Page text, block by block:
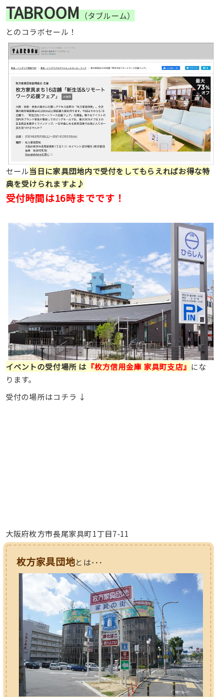
TABROOM （タブルーム）
とのコラボセール！
セール当日に家具団地内で受付をしてもらえればお得な特
典を受けられますよ♪
受付時間は16時までです！
イベントの受付場所 は 『枚方信用金庫 家具町支店』 にな
ります。
受付の場所はコチラ ↓
大阪府枚方市長尾家具町1丁目7-11
枚方家具団地とは･･･